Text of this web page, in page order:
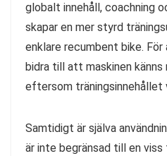
globalt innehåll, coachning
skapar en mer styrd
enklare recumbent bike. För
bidra till att maskinen
eftersom träningsinnehållet
Samtidigt är själva
är inte begränsad till en